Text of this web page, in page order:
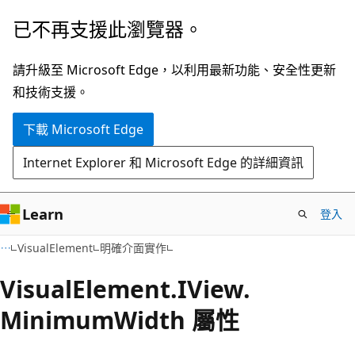
跳
主
要
內
跳
頁
面
內
覽
已不再支援此瀏覽器。
請升級至 Microsoft Edge，以利用最新功能、安全性更新
和技術支援。
下載 Microsoft Edge
Internet Explorer 和 Microsoft Edge 的詳細資訊
Learn 登入
VisualElement 明確介面實作
VisualElement.IView.
MinimumWidth 屬性